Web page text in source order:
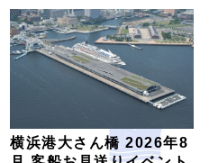
横浜港大さん橋 2026年8